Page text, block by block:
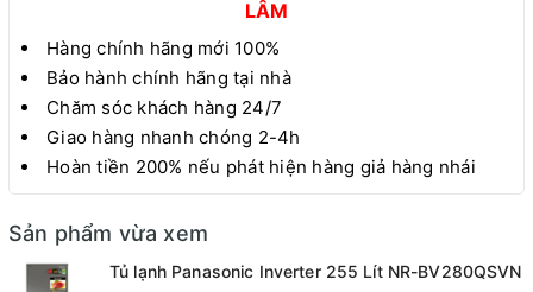
LÂM
Hàng chính hãng mới 100%
Bảo hành chính hãng tại nhà
Chăm sóc khách hàng 24/7
Giao hàng nhanh chóng 2-4h
Hoàn tiền 200% nếu phát hiện hàng giả hàng nhái
Sản phẩm vừa xem
Tủ lạnh Panasonic Inverter 255 Lít NR-BV280QSVN